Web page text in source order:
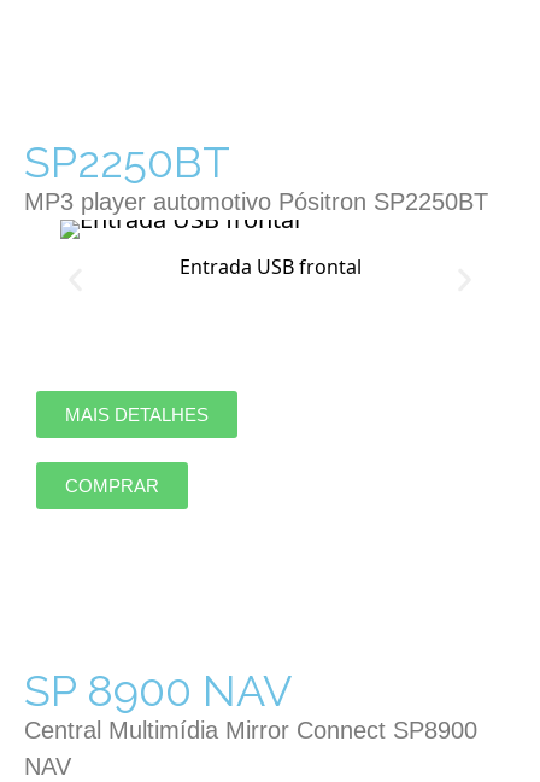
SP2250BT
MP3 player automotivo Pósitron SP2250BT
Entrada USB frontal
MAIS DETALHES
COMPRAR
SP 8900 NAV
Central Multimídia Mirror Connect SP8900
NAV